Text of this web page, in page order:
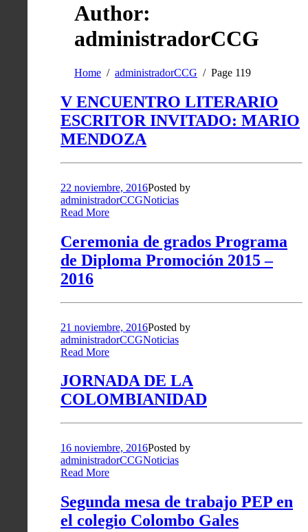
Author:
administradorCCG
Home administradorCCG Page 119
V ENCUENTRO LITERARIO
ESCRITOR INVITADO: MARIO
MENDOZA
22 noviembre, 2016Posted by
administradorCCGNoticias
Read More
Ceremonia de grados Programa
de Diploma Promoción 2015 –
2016
21 noviembre, 2016Posted by
administradorCCGNoticias
Read More
JORNADA DE LA
COLOMBIANIDAD
16 noviembre, 2016Posted by
administradorCCGNoticias
Read More
Segunda mesa de trabajo PEP en
el colegio Colombo Gales